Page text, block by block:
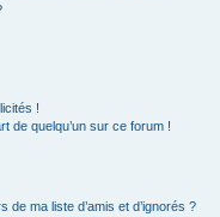
!
de quelqu’un sur ce forum !
ma liste d’amis et d’ignorés ?